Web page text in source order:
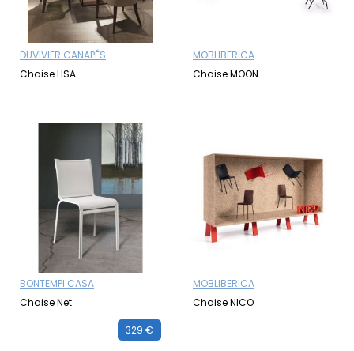
DUVIVIER CANAPÉS
Chaise LISA
MOBLIBERICA
Chaise MOON
BONTEMPI CASA
Chaise Net
329 €
MOBLIBERICA
Chaise NICO